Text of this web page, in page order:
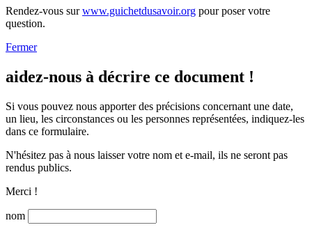
Rendez-vous surwww.guichetdusavoir.org pour poser votre
question.
Fermer
aidez-nous à décrire ce document !
Si vous pouvez nous apporter des précisions concernant une date,
un lieu, les circonstances ou les personnes représentées, indiquez-les
dans ce formulaire.
N'hésitez pas à nous laisser votre nom et e-mail, ils ne seront pas
rendus publics.
Merci !
nom